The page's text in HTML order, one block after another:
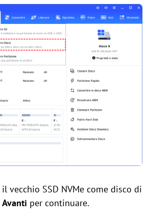
vecchio SSD NVMe come disco di
Avanti per continuare.